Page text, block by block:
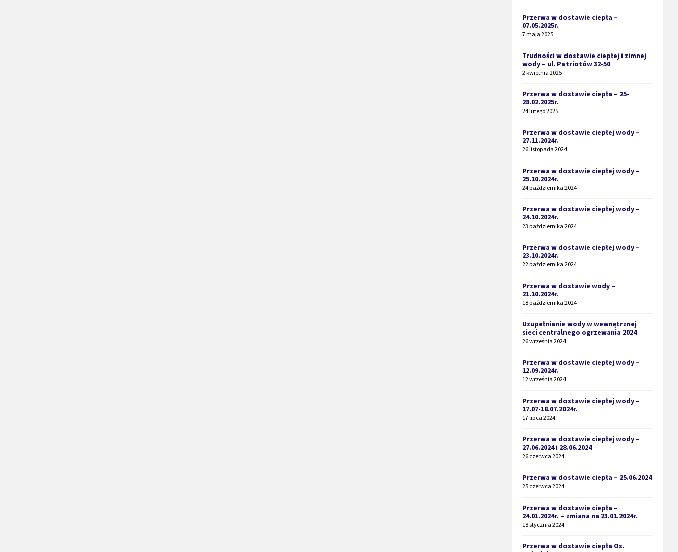
Przerwa w dostawie ciepła –
07.05.2025r.
7 maja 2025
Trudności w dostawie ciepłej i zimnej
wody – ul. Patriotów 32-50
2 kwietnia 2025
Przerwa w dostawie ciepła – 25-
28.02.2025r.
24 lutego 2025
Przerwa w dostawie ciepłej wody –
27.11.2024r.
26 listopada 2024
Przerwa w dostawie ciepłej wody –
25.10.2024r.
24 października 2024
Przerwa w dostawie ciepłej wody –
24.10.2024r.
23 października 2024
Przerwa w dostawie ciepłej wody –
23.10.2024r.
22 października 2024
Przerwa w dostawie wody –
21.10.2024r.
18 października 2024
Uzupełnianie wody w wewnętrznej
sieci centralnego ogrzewania 2024
26 września 2024
Przerwa w dostawie ciepłej wody –
12.09.2024r.
12 września 2024
Przerwa w dostawie ciepłej wody –
17.07-18.07.2024r.
17 lipca 2024
Przerwa w dostawie ciepłej wody –
27.06.2024 i 28.06.2024
26 czerwca 2024
Przerwa w dostawie ciepła – 25.06.2024
25 czerwca 2024
Przerwa w dostawie ciepła –
24.01.2024r. – zmiana na 23.01.2024r.
18 stycznia 2024
Przerwa w dostawie ciepła Os.